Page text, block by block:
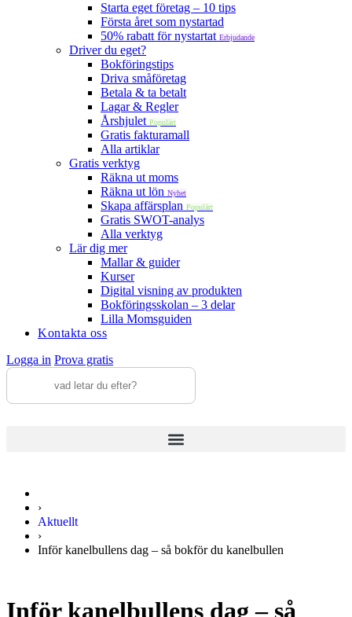
Starta eget företag – 10 tips
Första året som nystartad
50% rabatt för nystartat Erbjudande
Driver du eget?
Bokföringstips
Driva småföretag
Betala & ta betalt
Lagar & Regler
Årshjulet Populärt
Gratis fakturamall
Alla artiklar
Gratis verktyg
Räkna ut moms
Räkna ut lön Nyhet
Skapa affärsplan Populärt
Gratis SWOT-analys
Alla verktyg
Lär dig mer
Mallar & guider
Kurser
Digital visning av produkten
Bokföringsskolan – 3 delar
Lilla Momsguiden
Kontakta oss
Logga in Prova gratis
›
Aktuellt
›
Inför kanelbullens dag – så bokför du kanelbullen
Inför kanelbullens dag – så